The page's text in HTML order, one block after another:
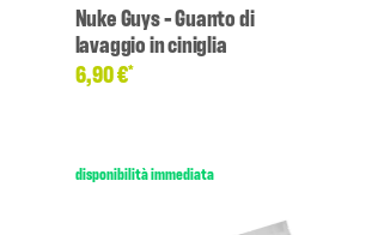
Nuke Guys - Guanto di
lavaggio in ciniglia
6,90 €*
disponibilità immediata